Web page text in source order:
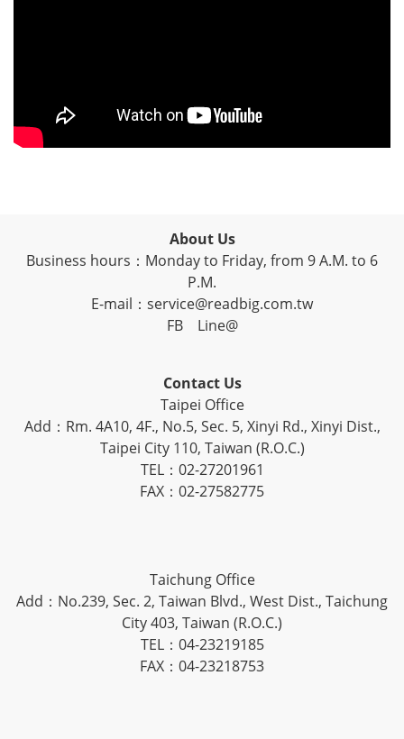
About Us
Business hours：Monday to Friday, from 9 A.M. to 6
P.M.
E-mail：service@readbig.com.tw
FB
Line@
Contact Us
Taipei Office
Add：Rm. 4A10, 4F., No.5, Sec. 5, Xinyi Rd., Xinyi Dist.,
Taipei City 110, Taiwan (R.O.C.)
TEL：02-27201961
FAX：02-27582775
Taichung Office
Add：No.239, Sec. 2, Taiwan Blvd., West Dist., Taichung
City 403, Taiwan (R.O.C.)
TEL：04-23219185
FAX：04-23218753